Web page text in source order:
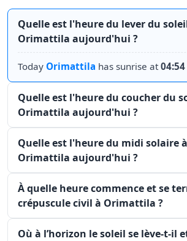
Quelle est l'heure du lever du
Orimattila aujourd'hui ?
Today Orimattila has sunrise at04:54
Quelle est l'heure du coucher du
Orimattila aujourd'hui ?
Quelle est l'heure du midi solaire à
Orimattila aujourd'hui ?
À quelle heure commence et se
crépuscule civil à Orimattila ?
Où à l’horizon le soleil se lève-t-il